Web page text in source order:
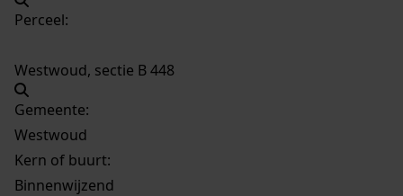
Perceel:
Westwoud, sectie B 448
Gemeente:
Westwoud
Kern of buurt:
Binnenwijzend